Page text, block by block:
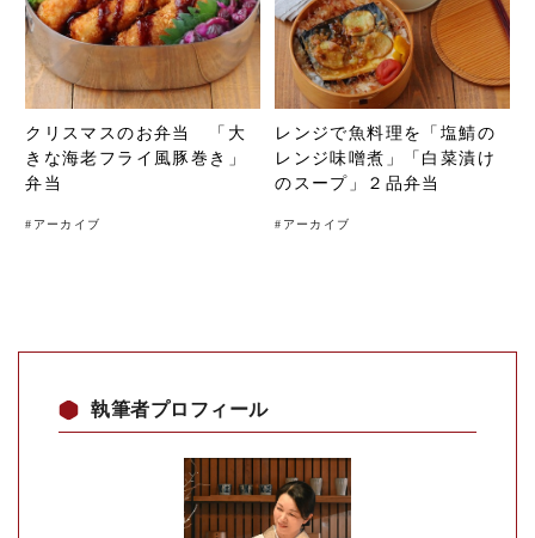
クリスマスのお弁当 「大
きな海老フライ風豚巻き」
弁当
# アーカイブ
レンジで魚料理を「塩鯖の
レンジ味噌煮」「白菜漬け
のスープ」２品弁当
# アーカイブ
執筆者プロフィール